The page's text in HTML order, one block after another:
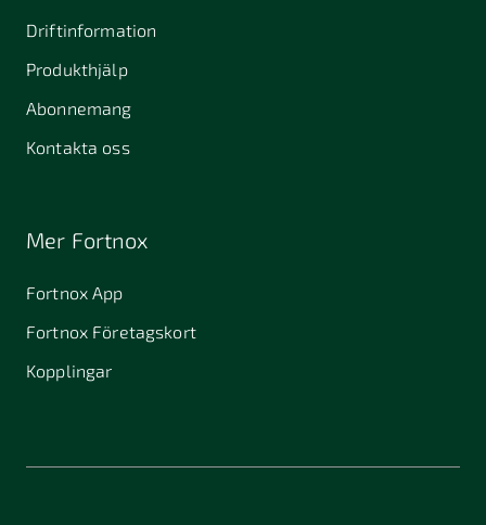
Driftinformation
Produkthjälp
Abonnemang
Kontakta oss
Mer Fortnox
Fortnox App
Fortnox Företagskort
Kopplingar